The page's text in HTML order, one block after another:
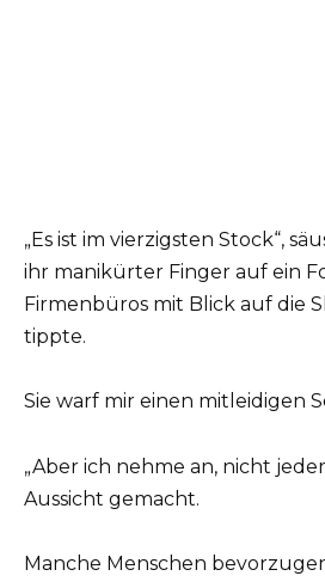
„Es ist im vierzigsten Stock“,
ihr manikürter Finger auf ein
Firmenbüros mit Blick auf die
tippte.
Sie warf mir einen mitleidigen
„Aber ich nehme an, nicht
Aussicht gemacht.
Manche Menschen